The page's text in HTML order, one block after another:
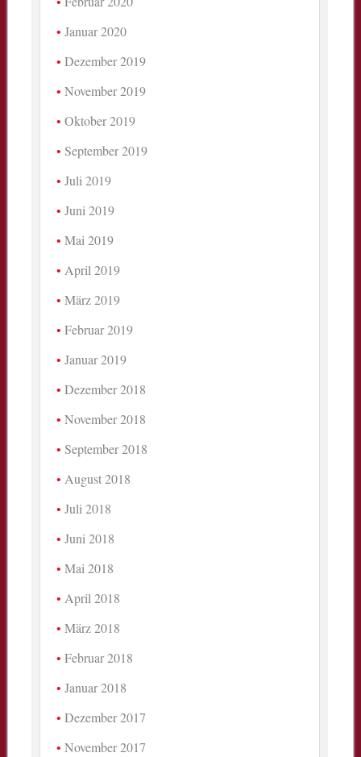
Januar 2020
Dezember 2019
November 2019
Oktober 2019
September 2019
Juli 2019
Juni 2019
Mai 2019
April 2019
März 2019
Februar 2019
Januar 2019
Dezember 2018
November 2018
September 2018
August 2018
Juli 2018
Juni 2018
Mai 2018
April 2018
März 2018
Februar 2018
Januar 2018
Dezember 2017
November 2017